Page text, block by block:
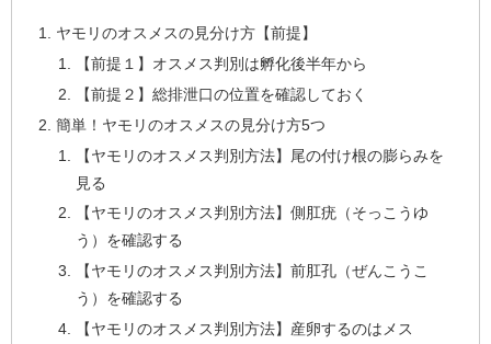
ヤモリのオスメスの見分け方【前提】
【前提１】オスメス判別は孵化後半年から
【前提２】総排泄口の位置を確認しておく
簡単！ヤモリのオスメスの見分け方5つ
【ヤモリのオスメス判別方法】尾の付け根の膨らみを
見る
【ヤモリのオスメス判別方法】側肛疣（そっこうゆ
う）を確認する
【ヤモリのオスメス判別方法】前肛孔（ぜんこうこ
う）を確認する
【ヤモリのオスメス判別方法】産卵するのはメス